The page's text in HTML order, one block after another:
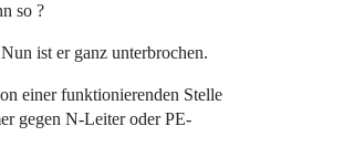
so ?
ist er ganz unterbrochen.
einer funktionierenden Stelle
gegen N-Leiter oder PE-